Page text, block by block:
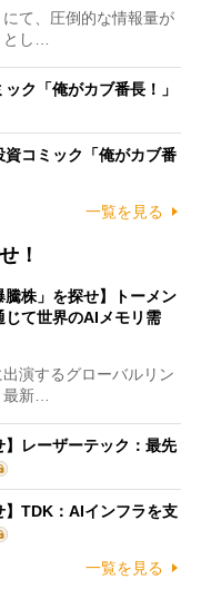
て、圧倒的な情報量が
とし…
ク「俺がカブ番長！」
コミック「俺がカブ番
一覧を見る
！
騰株」を探せ】トーメン
て世界のAIメモリ需
演するグローバルリン
最新…
】レーザーテック：最先
】TDK：AIインフラを支
一覧を見る